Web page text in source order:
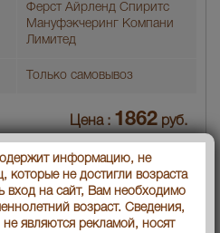
Ферст Айрленд Спиритс
Мануфэкчеринг Компани
Лимитед
Только самовывоз
Цена : 1862 руб.
информацию, не
которые не достигли возраста
вход на сайт, Вам необходимо
возраст. Сведения,
являются рекламой, носят